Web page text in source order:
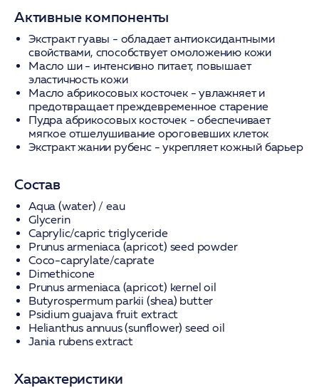
Активные компоненты
Экстракт гуавы - обладает антиоксидантными
свойствами, способствует омоложению кожи
Масло ши- интенсивно питает, повышает
эластичность кожи
Масло абрикосовых косточек- увлажняет и
предотвращает преждевременное старение
Пудра абрикосовых косточек- обеспечивает
мягкое отшелушивание ороговевших клеток
Экстракт жании рубенс- укрепляет кожный барьер
Состав
Aqua (water) / eau
Glycerin
Caprylic/capric triglyceride
Prunus armeniaca (apricot) seed powder
Coco-caprylate/caprate
Dimethicone
Prunus armeniaca (apricot) kernel oil
Butyrospermum parkii (shea) butter
Psidium guajava fruit extract
Helianthus annuus (sunflower) seed oil
Jania rubens extract
Характеристики